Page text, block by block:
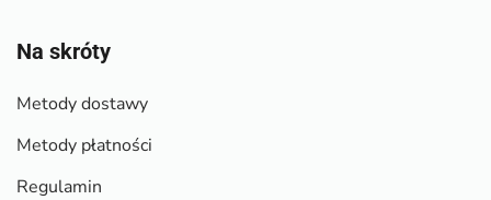
Na skróty
Metody dostawy
Metody płatności
Regulamin